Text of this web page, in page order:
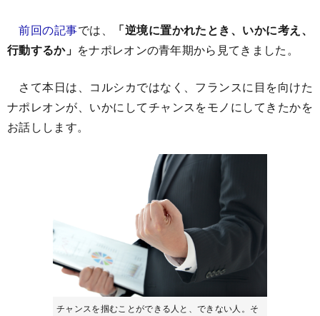
前回の記事では、
「逆境に置かれたとき、いかに考え、
行動するか」 をナポレオンの青年期から見てきました。
さて本日は、コルシカではなく、フランスに目を向けた
ナポレオンが、いかにしてチャンスをモノにしてきたかを
お話しします。
チャンスを掴むことができる人と、できない人。そ